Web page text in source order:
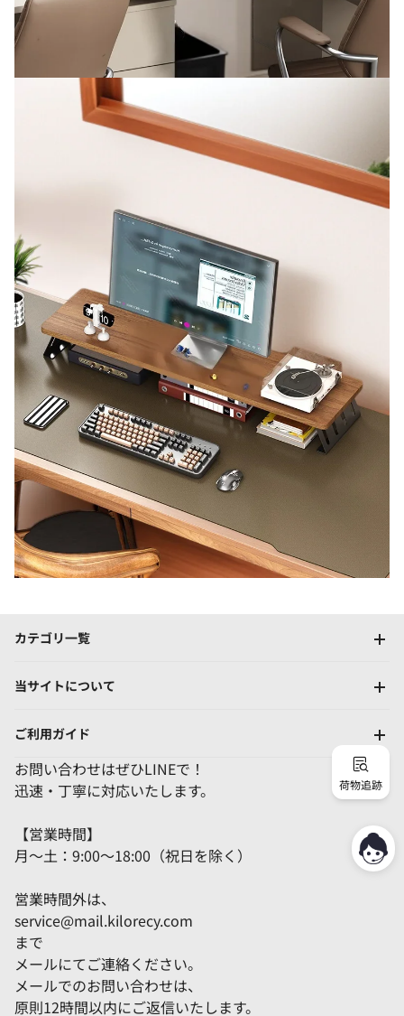
カテゴリ一覧
当サイトについて
ご利用ガイド
お問い合わせはぜひLINEで！
迅速・丁寧に対応いたします。
【営業時間】
月～土：9:00～18:00（祝日を除く）
営業時間外は、
service@mail.kilorecy.com
まで
メールにてご連絡ください。
メールでのお問い合わせは、
原則12時間以内にご返信いたします。
荷物追跡